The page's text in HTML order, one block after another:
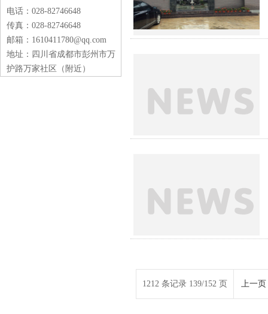
电话：028-82746648
传真：028-82746648
邮箱：1610411780@qq.com
地址：四川省成都市彭州市万
护路万家社区（附近）
1212 条记录 139/152 页 上一页